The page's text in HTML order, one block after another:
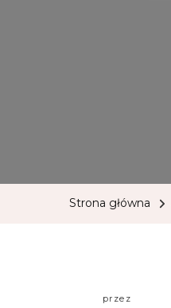
Strona główna
przez